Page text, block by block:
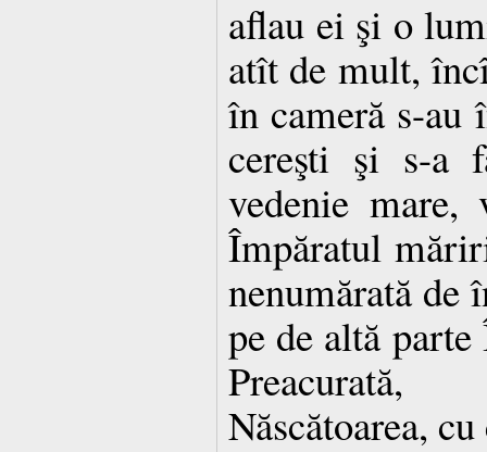
aflau ei şi o
atît de mult,
în cameră s-au
cereşti şi s-a
vedenie
Împăratul
nenumărată de
pe de altă parte
Născătoarea,